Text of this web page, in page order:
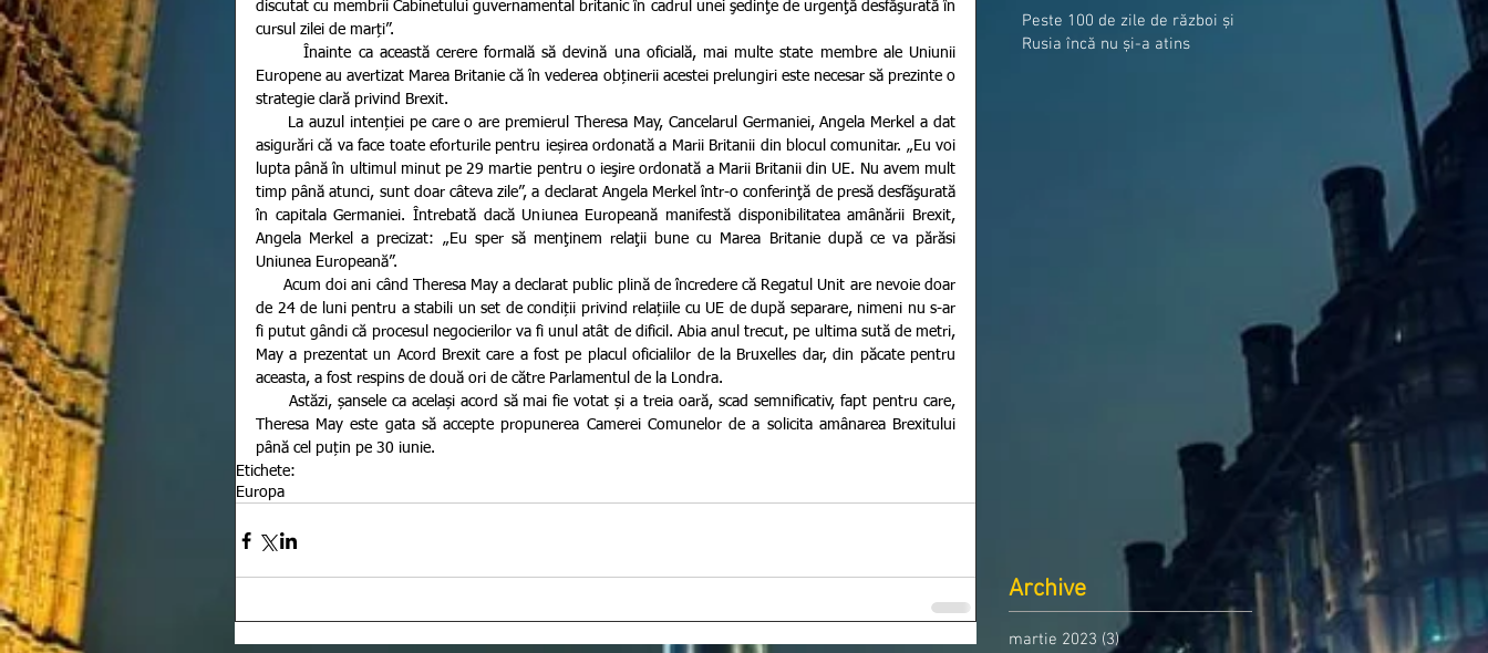
discutat cu membrii Cabinetului guvernamental britanic în cadrul unei şedinţe de urgenţă desfăşurată în
cursul zilei de marți”.
       Înainte ca această cerere formală să devină una oficială, mai multe state membre ale Uniunii
Europene au avertizat Marea Britanie că în vederea obținerii acestei prelungiri este necesar să prezinte o
strategie clară privind Brexit.
asigurări că va face toate eforturile pentru ieșirea ordonată a Marii Britanii din blocul comunitar. „Eu voi
lupta până în ultimul minut pe 29 martie pentru o ieşire ordonată a Marii Britanii din UE. Nu avem mult
timp până atunci, sunt doar câteva zile”, a declarat Angela Merkel într-o conferinţă de presă desfăşurată
în capitala Germaniei. Întrebată dacă Uniunea Europeană manifestă disponibilitatea amânării Brexit,
Angela Merkel a precizat: „Eu sper să menţinem relaţii bune cu Marea Britanie după ce va părăsi
Uniunea Europeană”.
      Acum doi ani când Theresa May a declarat public plină de încredere că Regatul Unit are nevoie doar
de 24 de luni pentru a stabili un set de condiții privind relațiile cu UE de după separare, nimeni nu s-ar
fi putut gândi că procesul negocierilor va fi unul atât de dificil. Abia anul trecut, pe ultima sută de metri,
May a prezentat un Acord Brexit care a fost pe placul oficialilor de la Bruxelles dar, din păcate pentru
aceasta, a fost respins de două ori de către Parlamentul de la Londra.
Theresa May este gata să accepte propunerea Camerei Comunelor de a solicita amânarea Brexitului
până cel puțin pe 30 iunie.
Etichete:
Europa
Peste 100 de zile de război și
Rusia încă nu și-a atins
Archive
martie 2023 (3)3 postări